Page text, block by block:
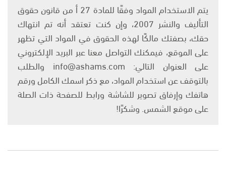
يتم الاستخدام المواد وفقًا للمادة 27 أ من قانون حقوق
التأليف والنشر 2007، وإن كنت تعتقد أنه تم انتهاك
حقك، بصفتك مالكًا لهذه الحقوق في المواد التي تظهر
على الموقع، فيمكنك التواصل معنا عبر البريد الإلكتروني
على العنوان التالي: info@ashams.com والطلب
بالتوقف عن استخدام المواد، مع ذكر اسمك الكامل ورقم
هاتفك وإرفاق تصوير للشاشة ورابط للصفحة ذات الصلة
على موقع الشمس. وشكرًا!